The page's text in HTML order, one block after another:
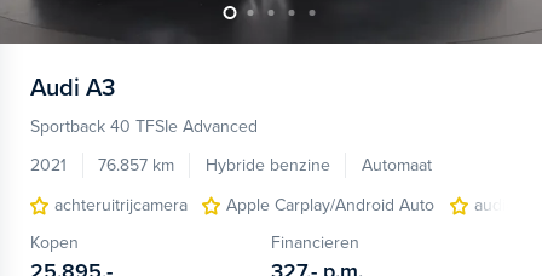
Audi A3
Sportback 40 TFSIe Advanced
2021
76.857 km Hybride benzine
Automaat
achteruitrijcamera
Apple Carplay/Android Auto
audio
Kopen
Financieren